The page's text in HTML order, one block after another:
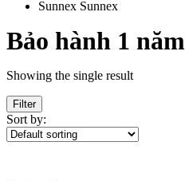
Sunnex Sunnex
Bảo hành 1 năm
Showing the single result
Filter
Sort by: